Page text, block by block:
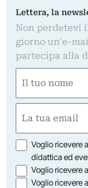
Lettera, la
Non perdetevi
giorno un'e-
partecipa alla
(Obbligatorio)
Nome
(Obbligatorio)
Opzioni
Voglio ricevere
didattica ed
Voglio ricevere
Voglio ricevere